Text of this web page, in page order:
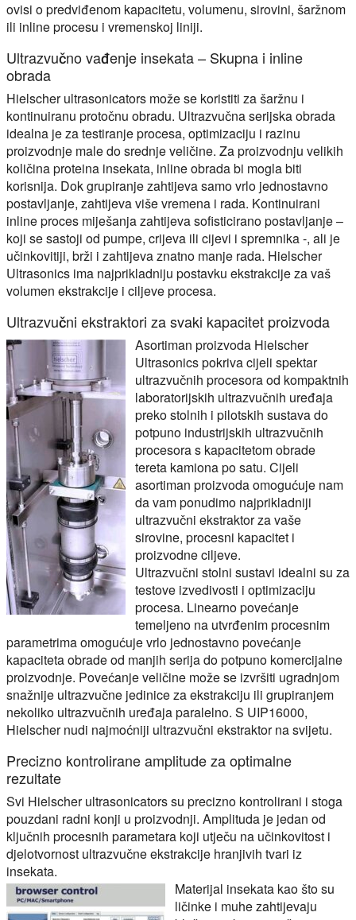
ovisi o predviđenom kapacitetu, volumenu, sirovini, šaržnom
ili inline procesu i vremenskoj liniji.
Ultrazvučno vađenje insekata – Skupna i inline
obrada
Hielscher ultrasonicators može se koristiti za šaržnu i
kontinuiranu protočnu obradu. Ultrazvučna serijska obrada
idealna je za testiranje procesa, optimizaciju i razinu
proizvodnje male do srednje veličine. Za proizvodnju velikih
količina proteina insekata, inline obrada bi mogla biti
korisnija. Dok grupiranje zahtijeva samo vrlo jednostavno
postavljanje, zahtijeva više vremena i rada. Kontinuirani
inline proces miješanja zahtijeva sofisticirano postavljanje –
koji se sastoji od pumpe, crijeva ili cijevi i spremnika -, ali je
učinkovitiji, brži i zahtijeva znatno manje rada. Hielscher
Ultrasonics ima najprikladniju postavku ekstrakcije za vaš
volumen ekstrakcije i ciljeve procesa.
Ultrazvučni ekstraktori za svaki kapacitet proizvoda
Asortiman proizvoda Hielscher
Ultrasonics pokriva cijeli spektar
ultrazvučnih procesora od kompaktnih
laboratorijskih ultrazvučnih uređaja
preko stolnih i pilotskih sustava do
potpuno industrijskih ultrazvučnih
procesora s kapacitetom obrade
tereta kamiona po satu. Cijeli
asortiman proizvoda omogućuje nam
da vam ponudimo najprikladniji
ultrazvučni ekstraktor za vaše
sirovine, procesni kapacitet i
proizvodne ciljeve.
Ultrazvučni stolni sustavi idealni su za
testove izvedivosti i optimizaciju
procesa. Linearno povećanje
temeljeno na utvrđenim procesnim
parametrima omogućuje vrlo jednostavno povećanje
kapaciteta obrade od manjih serija do potpuno komercijalne
proizvodnje. Povećanje veličine može se izvršiti ugradnjom
snažnije ultrazvučne jedinice za ekstrakciju ili grupiranjem
nekoliko ultrazvučnih uređaja paralelno. S UIP16000,
Hielscher nudi najmoćniji ultrazvučni ekstraktor na svijetu.
Precizno kontrolirane amplitude za optimalne
rezultate
Svi Hielscher ultrasonicators su precizno kontrolirani i stoga
pouzdani radni konji u proizvodnji. Amplituda je jedan od
ključnih procesnih parametara koji utječu na učinkovitost i
djelotvornost ultrazvučne ekstrakcije hranjivih tvari iz
insekata.
Materijal insekata kao što su
ličinke i muhe zahtijevaju